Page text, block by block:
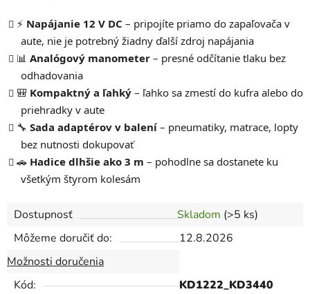
⚡ Napájanie 12 V DC – pripojíte priamo do zapaľovača v
aute, nie je potrebný žiadny ďalší zdroj napájania
📊 Analógový manometer – presné odčítanie tlaku bez
odhadovania
🎒 Kompaktný a ľahký – ľahko sa zmestí do kufra alebo do
priehradky v aute
🔧 Sada adaptérov v balení – pneumatiky, matrace, lopty
bez nutnosti dokupovať
🚗 Hadice dlhšie ako 3 m – pohodlne sa dostanete ku
všetkým štyrom kolesám
Dostupnosť Skladom (>5 ks)
Môžeme doručiť do:
12.8.2026
Možnosti doručenia
Kód:
KD1222_KD3440